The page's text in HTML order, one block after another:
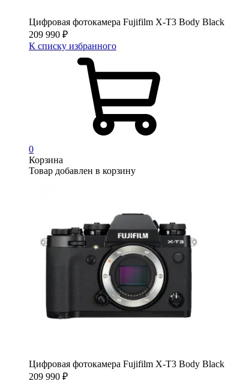
Цифровая фотокамера Fujifilm X-T3 Body Black
209 990 ₽
К списку избранного
0
Корзина
Товар добавлен в корзину
Цифровая фотокамера Fujifilm X-T3 Body Black
209 990 ₽